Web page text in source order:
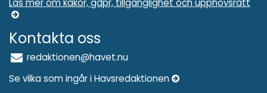
Läs mer om kakor, gdpr, tillganglighet och upphovsratt
Kontakta oss
redaktionen@havet.nu
Se vilka som ingår i Havsredaktionen